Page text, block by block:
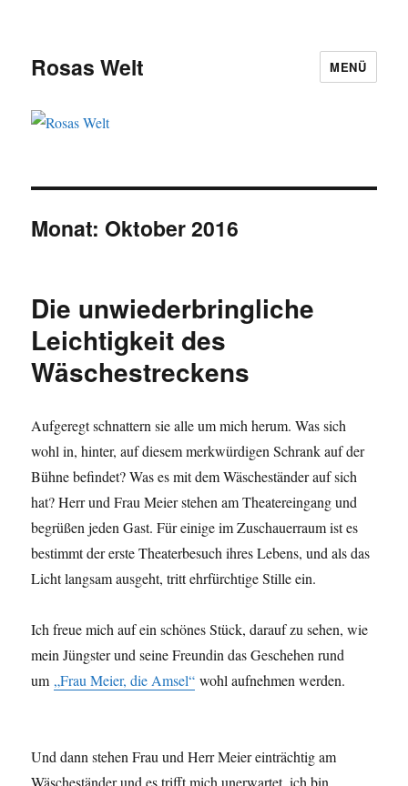
Rosas Welt MENÜ
Monat: Oktober 2016
Die unwiederbringliche
Leichtigkeit des
Wäschestreckens
Aufgeregt schnattern sie alle um mich herum. Was sich
wohl in, hinter, auf diesem merkwürdigen Schrank auf der
Bühne befindet? Was es mit dem Wäscheständer auf sich
hat? Herr und Frau Meier stehen am Theatereingang und
begrüßen jeden Gast. Für einige im Zuschauerraum ist es
bestimmt der erste Theaterbesuch ihres Lebens, und als das
Licht langsam ausgeht, tritt ehrfürchtige Stille ein.
Ich freue mich auf ein schönes Stück, darauf zu sehen, wie
mein Jüngster und seine Freundin das Geschehen rund
um„Frau Meier, die Amsel“ wohl aufnehmen werden.
Und dann stehen Frau und Herr Meier einträchtig am